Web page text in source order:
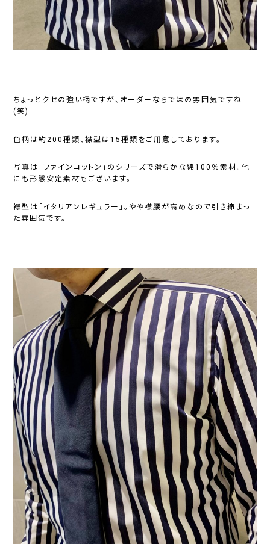
ちょっとクセの強い柄ですが、オーダーならではの雰囲気ですね
(笑)
色柄は約200種類、襟型は15種類をご用意しております。
写真は「ファインコットン」のシリーズで滑らかな綿100％素材。他
にも形態安定素材もございます。
襟型は「イタリアンレギュラー」。やや襟腰が高めなので引き締まっ
た雰囲気です。